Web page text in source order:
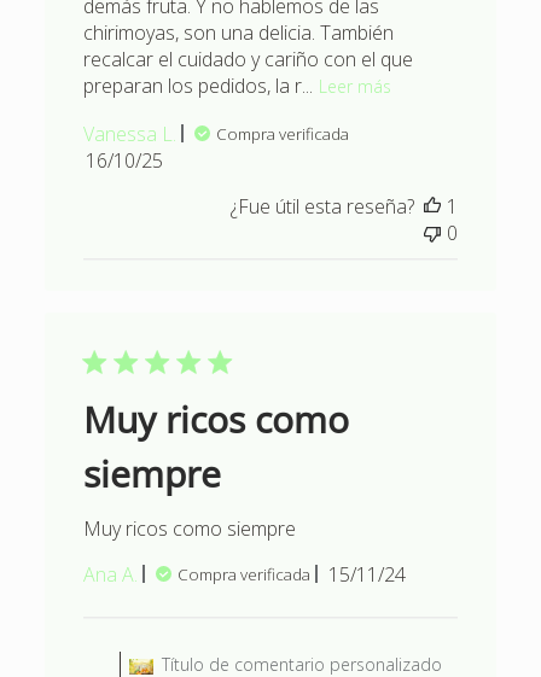
demás fruta. Y no hablemos de las
chirimoyas, son una delicia. También
recalcar el cuidado y cariño con el que
preparan los pedidos, la r... Leer más
Vanessa L. Compra verificada
Fecha
16/10/25
¿Fue útil esta reseña?
1
0
Muy ricos como
siempre
Muy ricos como siempre
Ana A.
Compra verificada
Fecha
15/11/24
Título de comentario personalizado